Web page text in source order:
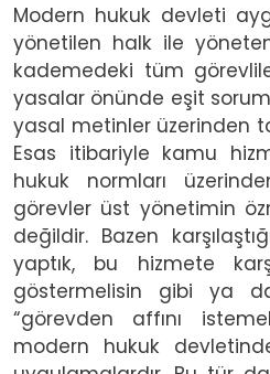
Modern hukuk devleti
yönetilen halk ile
kademedeki tüm
yasalar önünde eşit
yasal metinler üzerinden
Esas itibariyle kamu
hukuk normları
görevler üst yönetimin
değildir. Bazen
yaptık, bu hizmete
göstermelisin gibi ya
“görevden affını
modern hukuk